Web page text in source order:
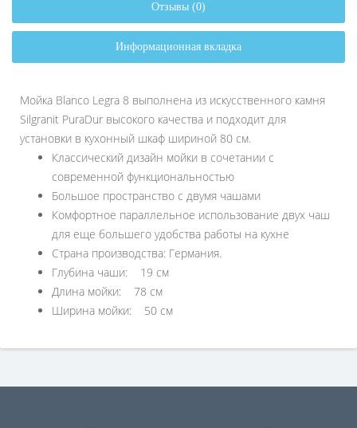
Отзывы (0)
Информационная вкладка
Мойка Blanco Legra 8 выполнена из искусственного камня
Silgranit PuraDur высокого качества и подходит для
установки в кухонный шкаф шириной 80 см.
Классический дизайн мойки в сочетании с
современной функциональностью
Большое пространство с двумя чашами
Комфортное параллельное использование двух чаш
для еще большего удобства работы на кухне
Страна производства: Германия.
Глубина чаши: 19 см
Длина мойки: 78 см
Ширина мойки: 50 см